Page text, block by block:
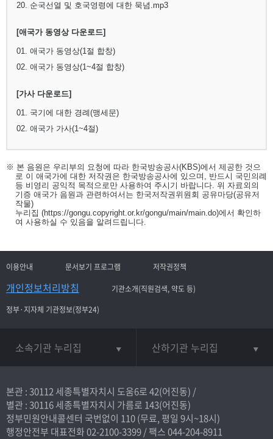
20. 순국선열 및 호국영령에 대한 묵념.mp3
[애국가 동영상 다운로드]
01. 애국가 동영상(1절 합창)
02. 애국가 동영상(1~4절 합창)
[가사 다운로드]
01. 국기에 대한 경례(맹세문)
02. 애국가 가사(1~4절)
※ 본 음원은 우리부의 요청에 따라 한국방송공사(KBS)에서 제공한 것으
로 이 애국가에 대한 저작권은 한국방송공사에 있으며, 반드시 국민의례
등 비영리 공익적 목적으로만 사용하여 주시기 바랍니다. 위 자료외의
기증 애국가 음원과 관련하여서는 한국저작권위원회 공유마당(공유저
작물)
누리집 (https://gongu.copyright.or.kr/gongu/main/main.do)에서 확인하
여 사용하실 수 있음을 알려드립니다.
이용안내 문서보기 프로그램 저작권정책
개인정보처리방침
기관소개(직원검색, 약도 등)
정부·지자체 기관정보(정부24)
소속기관 누리집 산하기관 누리집
본관 : 30112 세종특별자치시 도움6로 42(어진동) /
별관 : 30116 세종특별자치시 가름로 143(어진동)
정부민원안내콜센터 국번없이 110(무료, 평일 9시~18시)
행정안전부 대표전화02-2100-3399/ 팩스 044-204-8911